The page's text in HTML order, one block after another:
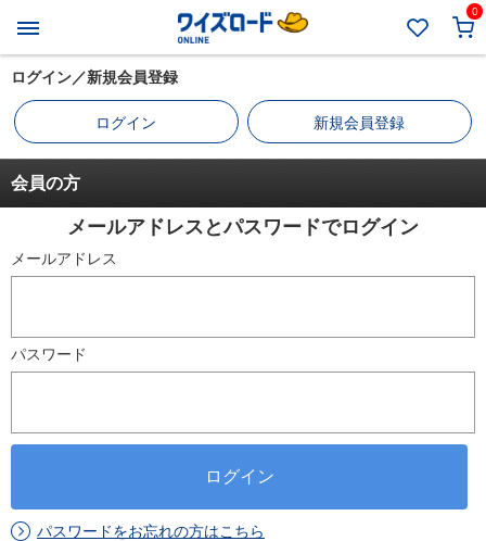
0
ログイン／新規会員登録
ログイン 新規会員登録
会員の方
メールアドレスとパスワードでログイン
メールアドレス
パスワード
パスワードをお忘れの方はこちら